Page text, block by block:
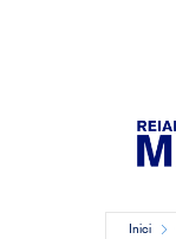
Inici